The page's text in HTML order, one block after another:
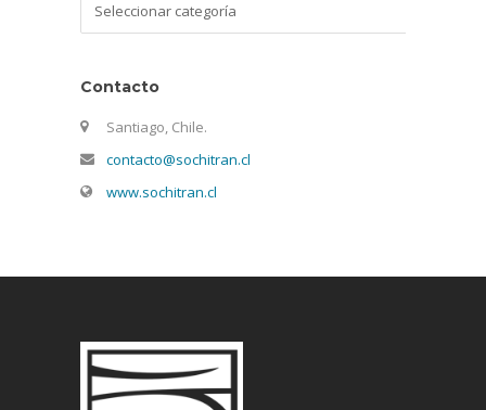
Contacto
Santiago, Chile.
contacto@sochitran.cl
www.sochitran.cl